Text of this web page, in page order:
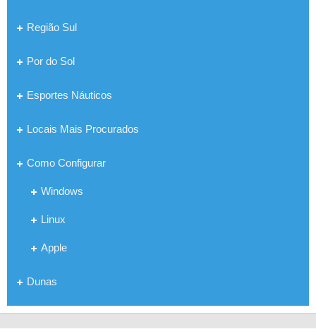
Região Sul
Por do Sol
Esportes Náuticos
Locais Mais Procurados
Como Configurar
Windows
Linux
Apple
Dunas